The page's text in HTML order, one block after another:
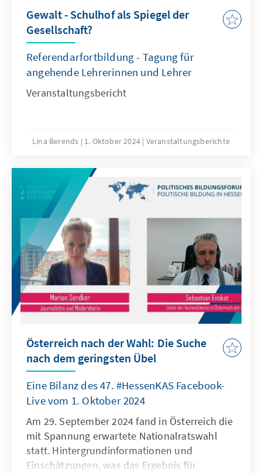
Gewalt - Schulhof als Spiegel der
Gesellschaft?
Referendarfortbildung - Tagung für
angehende Lehrerinnen und Lehrer
Veranstaltungsbericht
Lina Berends 1. Oktober 2024 Veranstaltungsberichte
Österreich nach der Wahl: Die Suche
nach dem geringsten Übel
Eine Bilanz des 47. #HessenKAS Facebook-
Live vom 1. Oktober 2024
Am 29. September 2024 fand in Österreich die
mit Spannung erwartete Nationalratswahl
statt. Hintergrundinformationen und
Einschätzungen, was das Ergebnis für